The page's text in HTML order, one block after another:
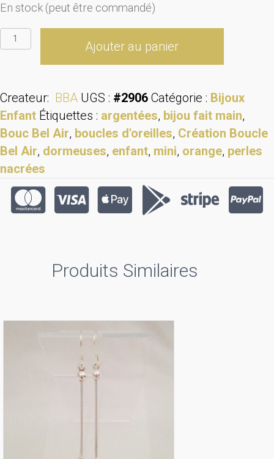
En stock (peut être commandé)
quantité
de
perle
orange
Ajouter au panier
Createur: BBA UGS : #2906 Catégorie : Bijoux
Enfant Étiquettes : argentées, bijou fait main,
Bouc Bel Air, boucles d'oreilles, Création Boucle
Bel Air, dormeuses, enfant, mini, orange, perles
nacrées
Produits Similaires